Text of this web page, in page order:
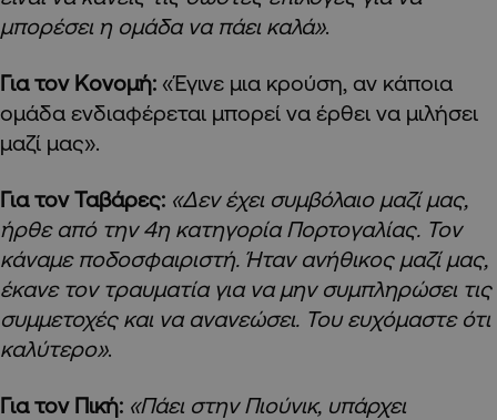
μπορέσει η ομάδα να πάει καλά».
Για τον Κονομή: «Έγινε μια κρούση, αν κάποια
ομάδα ενδιαφέρεται μπορεί να έρθει να μιλήσει
μαζί μας».
Για τον Ταβάρες: «Δεν έχει συμβόλαιο μαζί μας,
ήρθε από την 4η κατηγορία Πορτογαλίας. Τον
κάναμε ποδοσφαιριστή. Ήταν ανήθικος μαζί μας,
έκανε τον τραυματία για να μην συμπληρώσει τις
συμμετοχές και να ανανεώσει. Του ευχόμαστε ότι
καλύτερο».
Για τον Πική: «Πάει στην Πιούνικ, υπάρχει